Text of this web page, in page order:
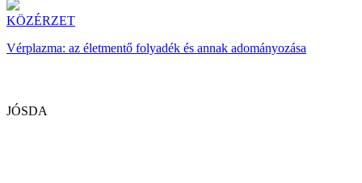
KÖZÉRZET
Vérplazma: az életmentő folyadék és annak adományozása
JÓSDA